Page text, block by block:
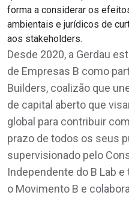
forma a considerar os
ambientais e jurídicos de
aos stakeholders.
Desde 2020, a Gerdau
de Empresas B como
Builders, coalizão que
de capital aberto que
global para contribuir
prazo de todos os seus
supervisionado pelo
Independente do B Lab
o Movimento B e